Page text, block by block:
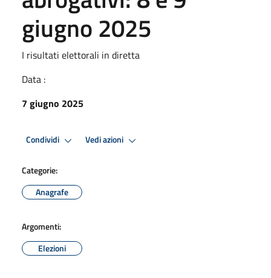
giugno 2025
I risultati elettorali in diretta
Data :
7 giugno 2025
Condividi Vedi azioni
Categorie:
Anagrafe
Argomenti:
Elezioni